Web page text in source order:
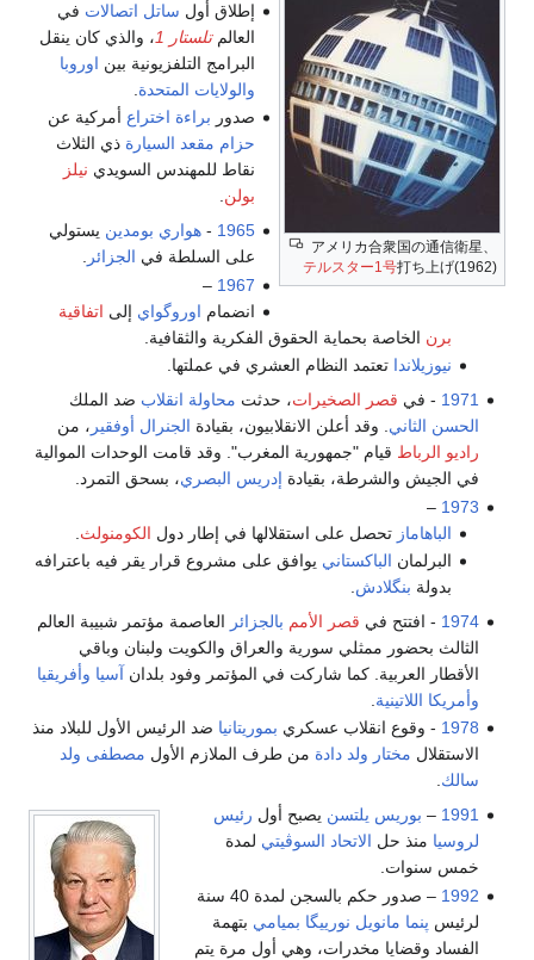
アメリカ合衆国の通信衛星、
テルスター1号打ち上げ(1962)
إطلاق أول ساتل اتصالات في
العالمتلستار 1
، والذي كان ينقل
البرامج التلفزيونية بين اوروبا
والولايات المتحدة
صدور براءة اختراعأمركية عن
حزام مقعد السيارة ذي الثلاث
نقاط للمهندس السويدي نيلز
بولن.
1965
- هواري بومدين يستولي
على السلطة في الجزائر .
1967
–
انضمام اوروگواي إلى اتفاقية
برن الخاصة بحماية الحقوق الفكرية والثقافية.
نيوزيلاندا تعتمد النظام العشري في عملتها.
1971 - في قصر الصخيرات، حدثت محاولة انقلاب ضد الملك
الحسن الثاني. وقد أعلن الانقلابيون، بقيادة الجنرال أوفقير ، من
راديو الرباط قيام "جمهورية المغرب". وقد قامت الوحدات الموالية
في الجيش والشرطة، بقيادة إدريس البصري، بسحق التمرد.
1973
–
الباهاماز تحصل على استقلالها في إطار دول الكومنولث
البرلمان الباكستاني يوافق على مشروع قرار يقر فيه باعترافه
بدولة بنگلادش
1974 - افتتح في قصر الأمم بالجزائر العاصمة مؤتمر شبيبة العالم
الثالث بحضور ممثلي سورية والعراق والكويت ولبنان وباقي
الأقطار العربية. كما شاركت في المؤتمر وفود بلدان آسيا وأفريقيا
وأمريكا اللاتينية
1978 - وقوع انقلاب عسكري بموريتانيا ضد الرئيس الأول للبلاد منذ
الاستقلال مختار ولد دادة من طرف الملازم الأول مصطفى ولد
سالك.
1991
– بوريس يلتسن يصبح أول رئيس
لروسيا منذ حل الاتحاد السوڤيتي لمدة
خمس سنوات.
1992
– صدور حكم بالسجن لمدة 40 سنة
لرئيس پنما مانويل نورييگا بميامي بتهمة
الفساد وقضايا مخدرات، وهي أول مرة يتم